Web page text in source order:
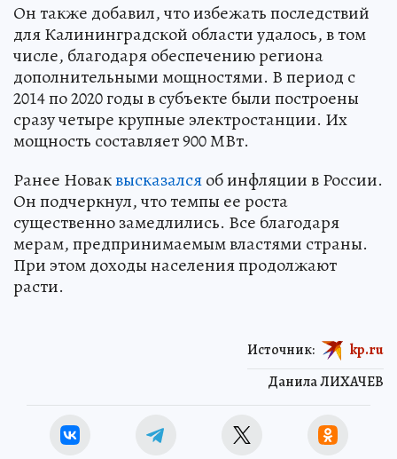
Он также добавил, что избежать последствий
для Калининградской области удалось, в том
числе, благодаря обеспечению региона
дополнительными мощностями. В период с
2014 по 2020 годы в субъекте были построены
сразу четыре крупные электростанции. Их
мощность составляет 900 МВт.
Ранее Новаквысказалсяоб инфляции в России.
Он подчеркнул, что темпы ее роста
существенно замедлились. Все благодаря
мерам, предпринимаемым властями страны.
При этом доходы населения продолжают
расти.
Данила ЛИХАЧЕВ
Источник: kp.ru